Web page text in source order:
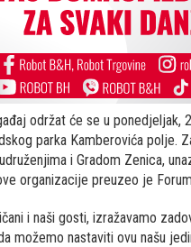
održat će se u ponedjeljak,
parka Kamberovića polje.
i Gradom Zenica,
organizacije preuzeo je
i naši gosti, izražavamo
možemo nastaviti ovu našu